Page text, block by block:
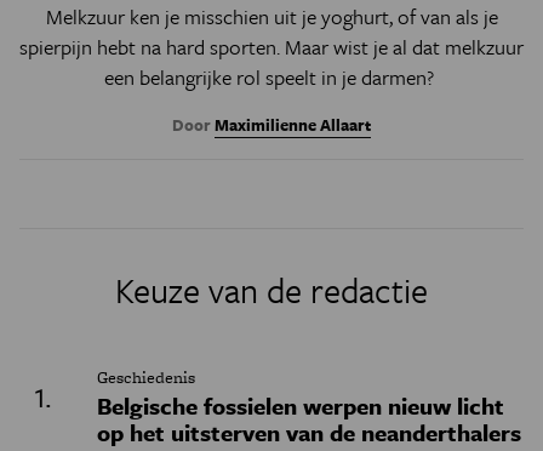
Melkzuur ken je misschien uit je yoghurt, of van als je
spierpijn hebt na hard sporten. Maar wist je al dat melkzuur
een belangrijke rol speelt in je darmen?
DoorMaximilienne Allaart
Keuze van de redactie
Geschiedenis
Belgische fossielen werpen nieuw licht
op het uitsterven van de neanderthalers